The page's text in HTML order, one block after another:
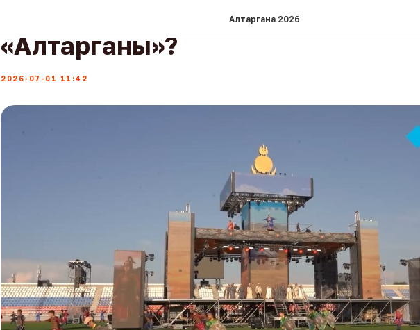
Алтаргана 2026
Пoчeмy cтoит пocмoтpeть
«Aлтapгaны»?
2026-07-01 11:42